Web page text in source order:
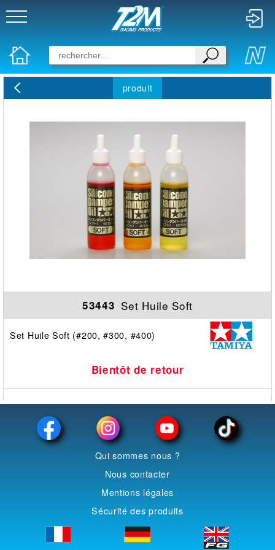
produit
53443 Set Huile Soft
Set Huile Soft (#200, #300, #400)
Bientôt de retour
Qui sommes nous ?
Nous contacter
Mentions légales
Sécurité des produits